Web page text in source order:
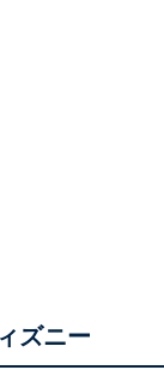
ズニー